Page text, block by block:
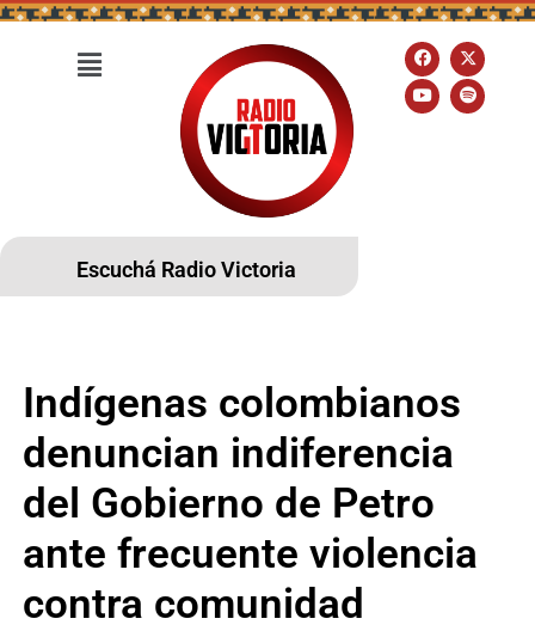
Escuchá Radio Victoria
Indígenas colombianos
denuncian indiferencia
del Gobierno de Petro
ante frecuente violencia
contra comunidad